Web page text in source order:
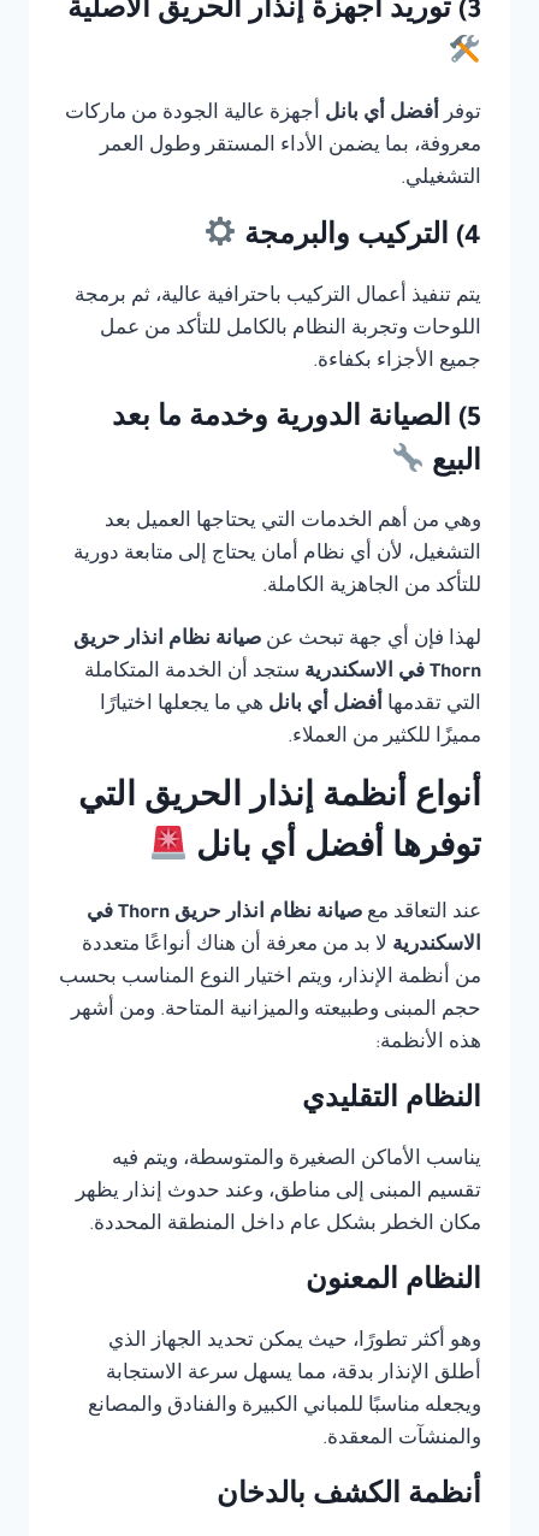
3) توريد أجهزة إنذار الحريق الأصلية
توفر أفضل أي بانل أجهزة عالية الجودة من ماركات
معروفة، بما يضمن الأداء المستقر وطول العمر
التشغيلي.
4) التركيب والبرمجة
يتم تنفيذ أعمال التركيب باحترافية عالية، ثم برمجة
اللوحات وتجربة النظام بالكامل للتأكد من عمل
جميع الأجزاء بكفاءة.
5) الصيانة الدورية وخدمة ما بعد
البيع
وهي من أهم الخدمات التي يحتاجها العميل بعد
التشغيل، لأن أي نظام أمان يحتاج إلى متابعة دورية
للتأكد من الجاهزية الكاملة.
لهذا فإن أي جهة تبحث عن صيانة نظام انذار حريق
Thorn في الاسكندرية
ستجد أن الخدمة المتكاملة
التي تقدمها أفضل أي بانل هي ما يجعلها اختيارًا
مميزًا للكثير من العملاء.
أنواع أنظمة إنذار الحريق التي
توفرها أفضل أي بانل
عند التعاقد مع
صيانة نظام انذار حريق Thorn في
الاسكندرية لا بد من معرفة أن هناك أنواعًا متعددة
من أنظمة الإنذار، ويتم اختيار النوع المناسب بحسب
حجم المبنى وطبيعته والميزانية المتاحة. ومن أشهر
هذه الأنظمة:
النظام التقليدي
يناسب الأماكن الصغيرة والمتوسطة، ويتم فيه
تقسيم المبنى إلى مناطق، وعند حدوث إنذار يظهر
مكان الخطر بشكل عام داخل المنطقة المحددة.
النظام المعنون
وهو أكثر تطورًا، حيث يمكن تحديد الجهاز الذي
أطلق الإنذار بدقة، مما يسهل سرعة الاستجابة
ويجعله مناسبًا للمباني الكبيرة والفنادق والمصانع
والمنشآت المعقدة.
أنظمة الكشف بالدخان